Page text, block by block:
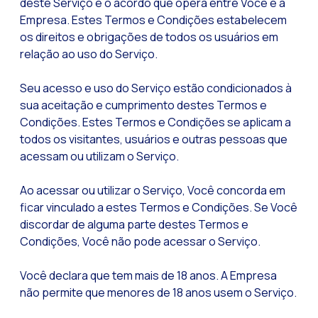
Mobilidade
O novo ponto de
Rastreabilidade da
Estar à frente das
Notificações
Pesquisa de
Recapitulando a
​​Catálogo
Empresa. Estes Termos e Condições estabelecem
os direitos e obrigações de todos os usuários em
relação ao uso do Serviço.
Seu acesso e uso do Serviço estão condicionados à
sua aceitação e cumprimento destes Termos e
Condições. Estes Termos e Condições se aplicam a
todos os visitantes, usuários e outras pessoas que
acessam ou utilizam o Serviço.
Ao acessar ou utilizar o Serviço, Você concorda em
ficar vinculado a estes Termos e Condições. Se Você
discordar de alguma parte destes Termos e
Condições, Você não pode acessar o Serviço.
Você declara que tem mais de 18 anos. A Empresa
não permite que menores de 18 anos usem o Serviço.